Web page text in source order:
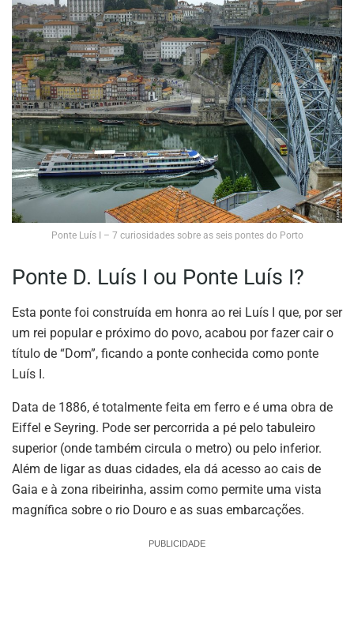
Ponte Luís I – 7 curiosidades sobre as seis pontes do Porto
Ponte D. Luís I ou Ponte Luís I?
Esta ponte foi construída em honra ao rei Luís I que, por ser
um rei popular e próximo do povo, acabou por fazer cair o
título de “Dom”, ficando a ponte conhecida como ponte
Luís I.
Data de 1886, é totalmente feita em ferro e é uma obra de
Eiffel e Seyring. Pode ser percorrida a pé pelo tabuleiro
superior (onde também circula o metro) ou pelo inferior.
Além de ligar as duas cidades, ela dá acesso ao cais de
Gaia e à zona ribeirinha, assim como permite uma vista
magnífica sobre o rio Douro e as suas embarcações.
PUBLICIDADE